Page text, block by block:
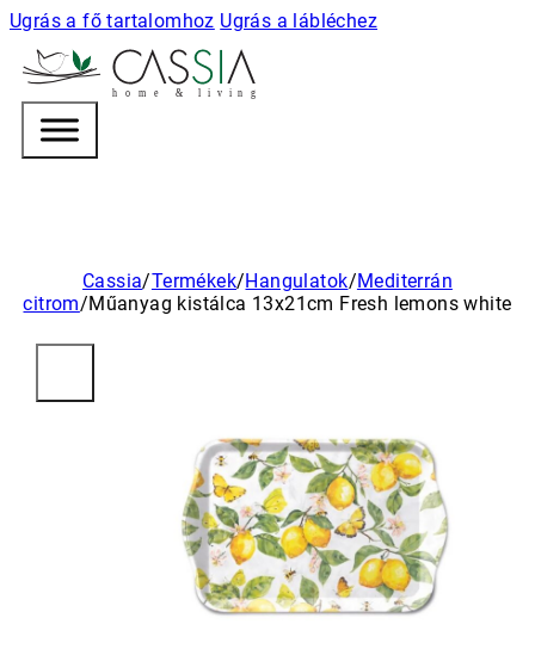
Ugrás a fő tartalomhoz Ugrás a lábléchez
h o m e & l i v i n g
Cassia/Termékek/Hangulatok/Mediterrán
citrom/Műanyag kistálca 13x21cm Fresh lemons white